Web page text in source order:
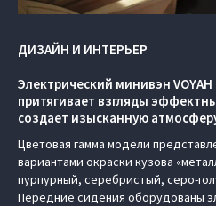
ДИЗАЙН И ИНТЕРЬЕР
Электрический минивэн VOYAH
притягивает взгляды
создает изысканную
Цветовая гамма модели
вариантами окраски кузова
пурпурный, серебристый, серо-
Передние сидения оборудованы